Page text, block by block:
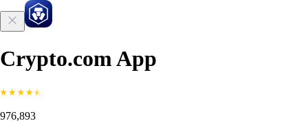
Crypto.com App
976,893